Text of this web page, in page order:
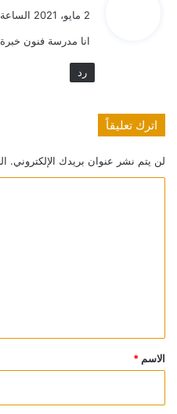
ل
2 مايو، 2021 الساعة 8:00 ص
انا مدرسة فنون خبرة
رد
اترك تعليقاً
لن يتم نشر عنوان بريدك الإلكتروني.
*
الاسم *